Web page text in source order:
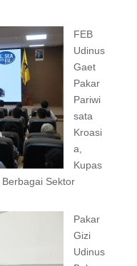
FEB
Udinus
Gaet
Pakar
Pariwi
sata
Kroasi
a,
Kupas
Sektor
Pakar
Gizi
Udinus